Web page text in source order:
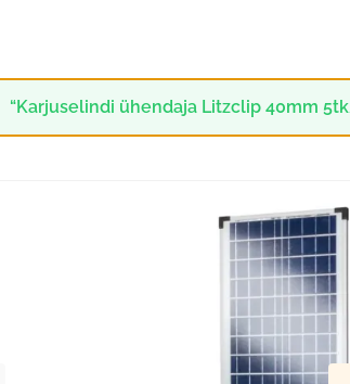
“Karjuselindi ühendaja Litzclip 40mm